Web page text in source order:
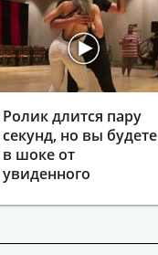
Ролик длится пару
секунд, но вы будете
в шоке от
увиденного